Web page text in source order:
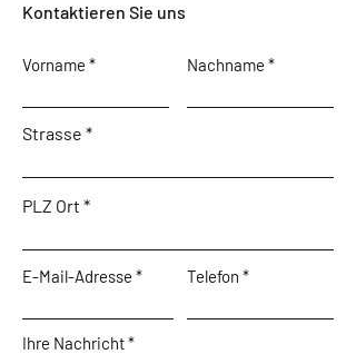
Kontaktieren Sie uns
Vorname Nachname
Strasse
PLZ Ort
E-Mail-Adresse Telefon
Ihre Nachricht